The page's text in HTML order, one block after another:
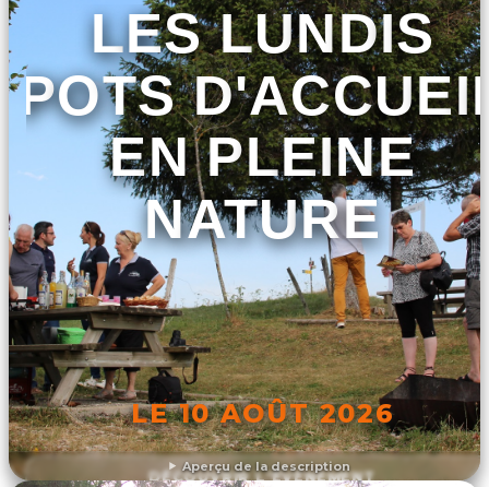
Aperçu de la description
LES LUNDIS
POTS
EN PLEINE
NATURE
LE 10 AOÛT 2026
DÉCOUVRIR L'ÉVÉNEMENT